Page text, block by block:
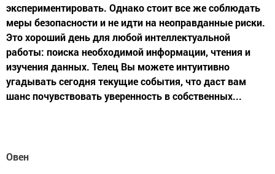
экспериментировать. Однако стоит все же соблюдать
меры безопасности и не идти на неоправданные риски.
Это хороший день для любой интеллектуальной
работы: поиска необходимой информации, чтения и
изучения данных. Телец Вы можете интуитивно
угадывать сегодня текущие события, что даст вам
шанс почувствовать уверенность в собственных...
Овен